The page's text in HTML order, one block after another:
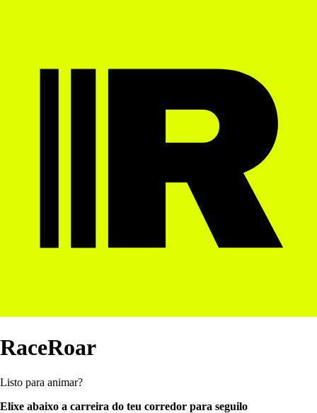
RaceRoar
Listo para animar?
Elixe abaixo a carreira do teu corredor para seguilo